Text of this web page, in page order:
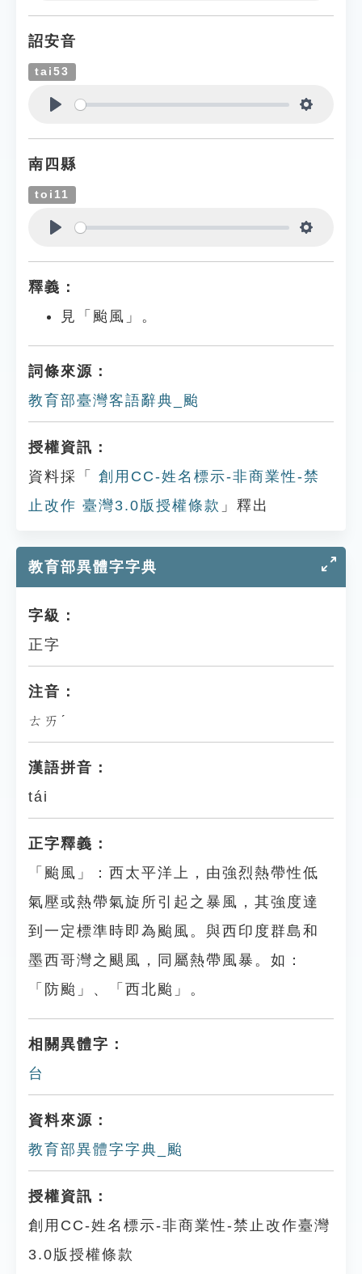
詔安音
tai53
南四縣
toi11
釋義：
見「颱風」。
詞條來源：
教育部臺灣客語辭典_颱
授權資訊：
資料採「
創用CC-姓名標示-非商業性-禁
止改作 臺灣3.0版授權條款 」釋出
教育部異體字字典
字級：
正字
注音：
ㄊㄞˊ
漢語拼音：
tái
正字釋義：
「颱風」：西太平洋上，由強烈熱帶性低
氣壓或熱帶氣旋所引起之暴風，其強度達
到一定標準時即為颱風。與西印度群島和
墨西哥灣之颶風，同屬熱帶風暴。如：
「防颱」、「西北颱」。
相關異體字：
台
資料來源：
教育部異體字字典_颱
授權資訊：
創用CC-姓名標示-非商業性-禁止改作臺灣
3.0版授權條款